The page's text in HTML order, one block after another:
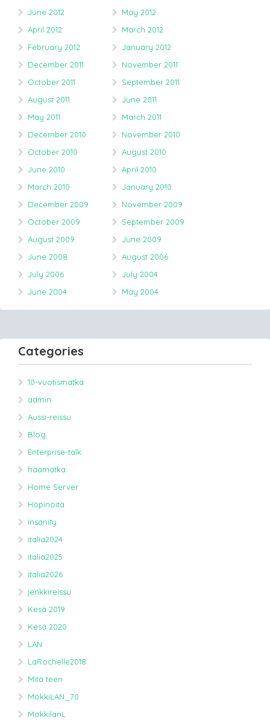
June 2012
May 2012
April 2012
March 2012
February 2012
January 2012
December 2011
November 2011
October 2011
September 2011
August 2011
June 2011
May 2011
March 2011
December 2010
November 2010
October 2010
August 2010
June 2010
April 2010
March 2010
January 2010
December 2009
November 2009
October 2009
September 2009
August 2009
June 2009
June 2008
August 2006
July 2006
July 2004
June 2004
May 2004
Categories
10-vuotismatka
admin
Aussi-reissu
Blog
Enterprise-talk
haamatka
Home Server
Höpinöitä
Insanity
italia2024
italia2025
italia2026
jenkkireissu
Kesä 2019
Kesä 2020
LAN
LaRochelle2018
Mitä teen
MökkiLAN_70
MokkilanL